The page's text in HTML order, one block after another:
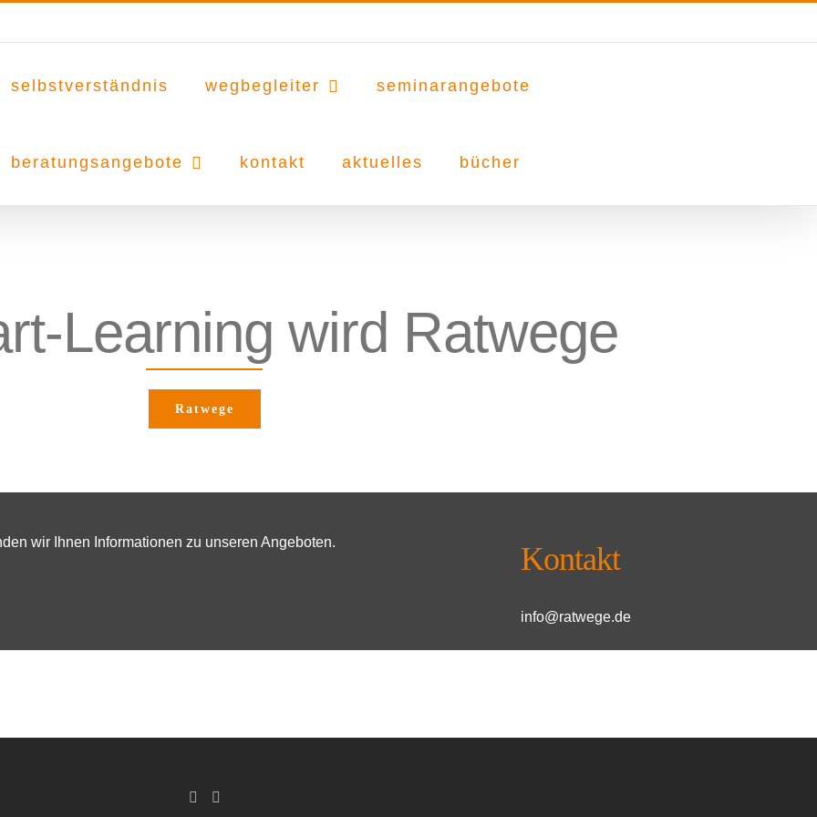
selbstverständnis wegbegleiter seminarangebote
beratungsangebote kontakt aktuelles bücher
Learning wird Ratwege
Ratwege
wir Ihnen Informationen zu unseren Angeboten. Kontakt
info@ratwege.de